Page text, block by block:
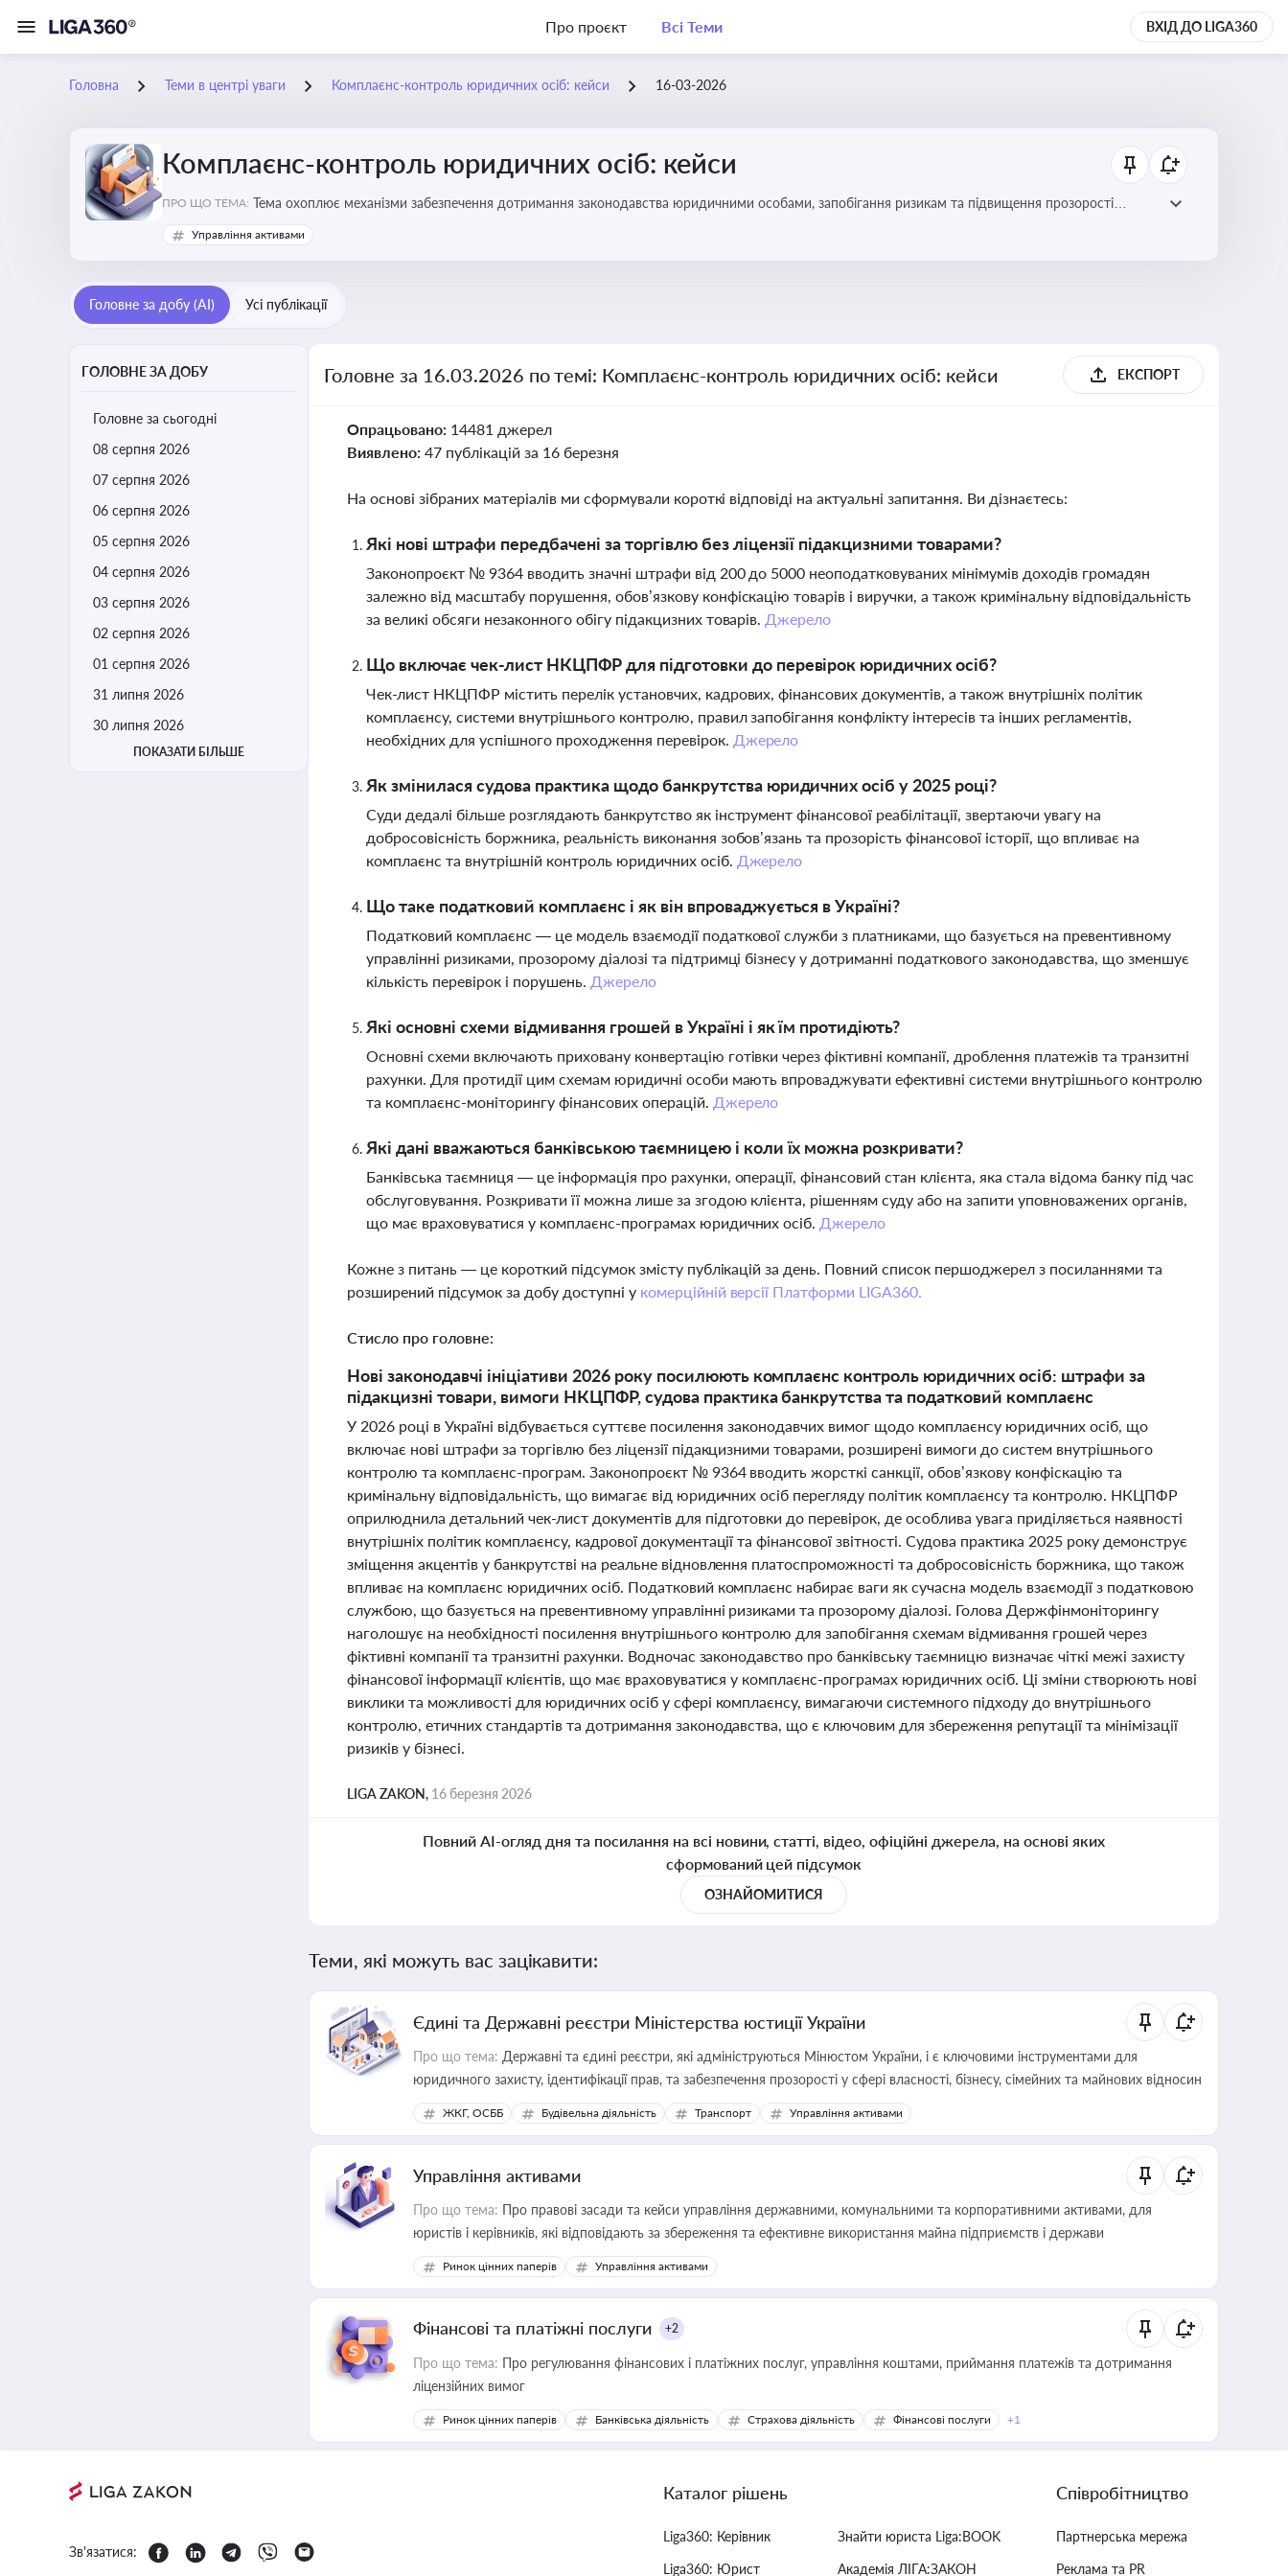
Про проєкт Всі Теми ВХІД ДО LIGA360
Головна Теми в центрі уваги Комплаєнс-контроль юридичних осіб: кейси 16-03-2026
Комплаєнс-контроль юридичних осіб: кейси
ПРО ЩО ТЕМА: Тема охоплює механізми забезпечення дотримання законодавства юридичними особами, запобігання ризикам та підвищення прозорості
діяльності
Управління активами
Головне за добу (AI) Усі публікації
ГОЛОВНЕ ЗА ДОБУ
Головне за сьогодні
08 серпня 2026
07 серпня 2026
06 серпня 2026
05 серпня 2026
04 серпня 2026
03 серпня 2026
02 серпня 2026
01 серпня 2026
31 липня 2026
30 липня 2026
ПОКАЗАТИ БІЛЬШЕ
Головне за 16.03.2026 по темі: Комплаєнс-контроль юридичних осіб: кейси ЕКСПОРТ
Опрацьовано: 14481 джерел
Виявлено: 47 публікацій за 16 березня
На основі зібраних матеріалів ми сформували короткі відповіді на актуальні запитання. Ви дізнаєтесь:
Які нові штрафи передбачені за торгівлю без ліцензії підакцизними товарами?
Законопроєкт № 9364 вводить значні штрафи від 200 до 5000 неоподатковуваних мінімумів доходів громадян
залежно від масштабу порушення, обов’язкову конфіскацію товарів і виручки, а також кримінальну відповідальність
за великі обсяги незаконного обігу підакцизних товарів. Джерело
Що включає чек-лист НКЦПФР для підготовки до перевірок юридичних осіб?
Чек-лист НКЦПФР містить перелік установчих, кадрових, фінансових документів, а також внутрішніх політик
комплаєнсу, системи внутрішнього контролю, правил запобігання конфлікту інтересів та інших регламентів,
необхідних для успішного проходження перевірок. Джерело
Як змінилася судова практика щодо банкрутства юридичних осіб у 2025 році?
Суди дедалі більше розглядають банкрутство як інструмент фінансової реабілітації, звертаючи увагу на
добросовісність боржника, реальність виконання зобов’язань та прозорість фінансової історії, що впливає на
комплаєнс та внутрішній контроль юридичних осіб. Джерело
Що таке податковий комплаєнс і як він впроваджується в Україні?
Податковий комплаєнс — це модель взаємодії податкової служби з платниками, що базується на превентивному
управлінні ризиками, прозорому діалозі та підтримці бізнесу у дотриманні податкового законодавства, що зменшує
кількість перевірок і порушень. Джерело
Які основні схеми відмивання грошей в Україні і як їм протидіють?
Основні схеми включають приховану конвертацію готівки через фіктивні компанії, дроблення платежів та транзитні
рахунки. Для протидії цим схемам юридичні особи мають впроваджувати ефективні системи внутрішнього контролю
та комплаєнс-моніторингу фінансових операцій. Джерело
Які дані вважаються банківською таємницею і коли їх можна розкривати?
Банківська таємниця — це інформація про рахунки, операції, фінансовий стан клієнта, яка стала відома банку під час
обслуговування. Розкривати її можна лише за згодою клієнта, рішенням суду або на запити уповноважених органів,
що має враховуватися у комплаєнс-програмах юридичних осіб. Джерело
Кожне з питань — це короткий підсумок змісту публікацій за день. Повний список першоджерел з посиланнями та
розширений підсумок за добу доступні у комерційній версії Платформи LIGA360.
Стисло про головне:
Нові законодавчі ініціативи 2026 року посилюють комплаєнс контроль юридичних осіб: штрафи за
підакцизні товари, вимоги НКЦПФР, судова практика банкрутства та податковий комплаєнс
У 2026 році в Україні відбувається суттєве посилення законодавчих вимог щодо комплаєнсу юридичних осіб, що
включає нові штрафи за торгівлю без ліцензії підакцизними товарами, розширені вимоги до систем внутрішнього
контролю та комплаєнс-програм. Законопроєкт № 9364 вводить жорсткі санкції, обов’язкову конфіскацію та
кримінальну відповідальність, що вимагає від юридичних осіб перегляду політик комплаєнсу та контролю. НКЦПФР
оприлюднила детальний чек-лист документів для підготовки до перевірок, де особлива увага приділяється наявності
внутрішніх політик комплаєнсу, кадрової документації та фінансової звітності. Судова практика 2025 року демонструє
зміщення акцентів у банкрутстві на реальне відновлення платоспроможності та добросовісність боржника, що також
впливає на комплаєнс юридичних осіб. Податковий комплаєнс набирає ваги як сучасна модель взаємодії з податковою
службою, що базується на превентивному управлінні ризиками та прозорому діалозі. Голова Держфінмоніторингу
наголошує на необхідності посилення внутрішнього контролю для запобігання схемам відмивання грошей через
фіктивні компанії та транзитні рахунки. Водночас законодавство про банківську таємницю визначає чіткі межі захисту
фінансової інформації клієнтів, що має враховуватися у комплаєнс-програмах юридичних осіб. Ці зміни створюють нові
виклики та можливості для юридичних осіб у сфері комплаєнсу, вимагаючи системного підходу до внутрішнього
контролю, етичних стандартів та дотримання законодавства, що є ключовим для збереження репутації та мінімізації
ризиків у бізнесі.
LIGA ZAKON, 16 березня 2026
Повний AI-огляд дня та посилання на всі новини, статті, відео, офіційні джерела, на основі яких
сформований цей підсумок
ОЗНАЙОМИТИСЯ
Теми, які можуть вас зацікавити:
Єдині та Державні реєстри Міністерства юстиції України
Про що тема: Державні та єдині реєстри, які адмініструються Мінюстом України, і є ключовими інструментами для
юридичного захисту, ідентифікації прав, та забезпечення прозорості у сфері власності, бізнесу, сімейних та майнових відносин
ЖКГ, ОСББ Будівельна діяльність Транспорт Управління активами
Управління активами
Про що тема: Про правові засади та кейси управління державними, комунальними та корпоративними активами, для
юристів і керівників, які відповідають за збереження та ефективне використання майна підприємств і держави
Ринок цінних паперів Управління активами
Фінансові та платіжні послуги +2
Про що тема: Про регулювання фінансових і платіжних послуг, управління коштами, приймання платежів та дотримання
ліцензійних вимог
Ринок цінних паперів Банківська діяльність Страхова діяльність Фінансові послуги +1
Зв'язатися:
Каталог рішень
Liga360: Керівник
Liga360: Юрист
Знайти юриста Liga:BOOK
Академія ЛІГА:ЗАКОН
Співробітництво
Партнерська мережа
Реклама та PR